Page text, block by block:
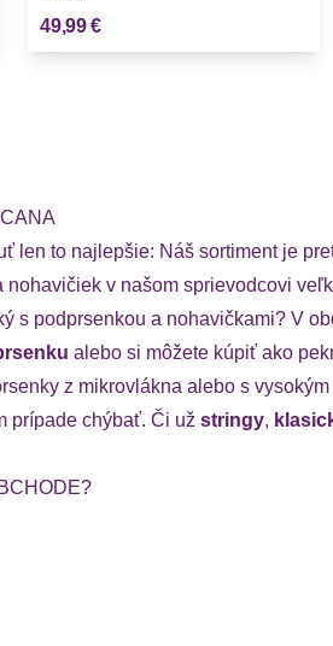
49,99 €
to najlepšie: Náš sortiment je
v našom sprievodcovi
s podprsenkou a nohavičkami? V
alebo si môžete kúpiť ako
z mikrovlákna alebo s
prípade chýbať. Či už stringy,